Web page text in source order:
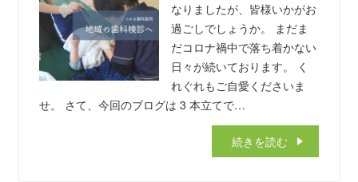
なりましたが、皆様いかがお
過ごしでしょうか。 まだま
だコロナ禍中で落ち着かない
日々が続いております。 く
れぐれもご自愛くださいま
せ。 さて、今回のブログは 3 本立てで…
続きを読む